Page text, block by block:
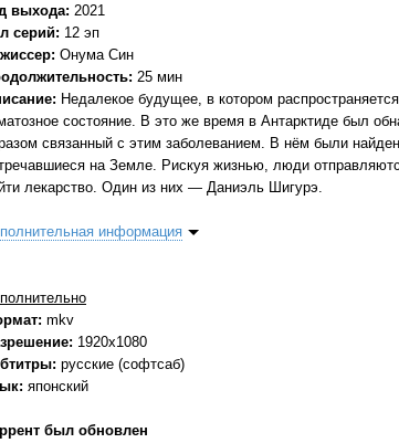
выхода: 2021
серий: 12 эп
Онума Син
25 мин
Недалекое будущее, в котором
состояние. В это же время в Антарктиде был
связанный с этим заболеванием. В нём были
на Земле. Рискуя жизнью, люди
лекарство. Один из них — Даниэль Шигурэ.
информация
mkv
1920x1080
русские (софтсаб)
японский
был обновлен